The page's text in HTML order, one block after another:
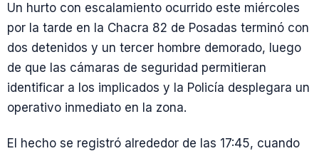
Un hurto con escalamiento ocurrido este miércoles
por la tarde en la Chacra 82 de Posadas terminó con
dos detenidos y un tercer hombre demorado, luego
de que las cámaras de seguridad permitieran
identificar a los implicados y la Policía desplegara un
operativo inmediato en la zona.
El hecho se registró alrededor de las 17:45, cuando